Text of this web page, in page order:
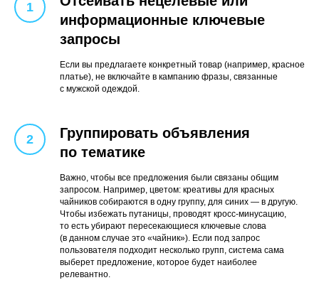
информационные ключевые
запросы
Если вы предлагаете конкретный товар (например, красное
платье), не включайте в кампанию фразы, связанные
с мужской одеждой.
Группировать объявления
по тематике
Важно, чтобы все предложения были связаны общим
запросом. Например, цветом: креативы для красных
чайников собираются в одну группу, для синих — в другую.
Чтобы избежать путаницы, проводят кросс-минусацию,
то есть убирают пересекающиеся ключевые слова
(в данном случае это «чайник»). Если под запрос
пользователя подходит несколько групп, система сама
выберет предложение, которое будет наиболее
релевантно.